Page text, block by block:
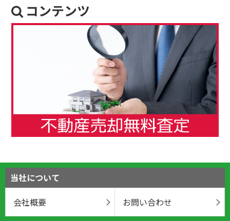
コンテンツ
当社について
会社概要
お問い合わせ